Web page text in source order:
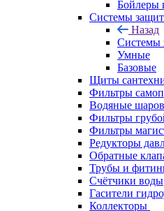
Бойлеры
Системы
Назад
Системы
Умные
Базовые
Щиты
Фильтры
Водяные
Фильтры
Фильтры
Редукторы
Обратные
Трубы и
Счётчики воды
Гасители
Коллекторы